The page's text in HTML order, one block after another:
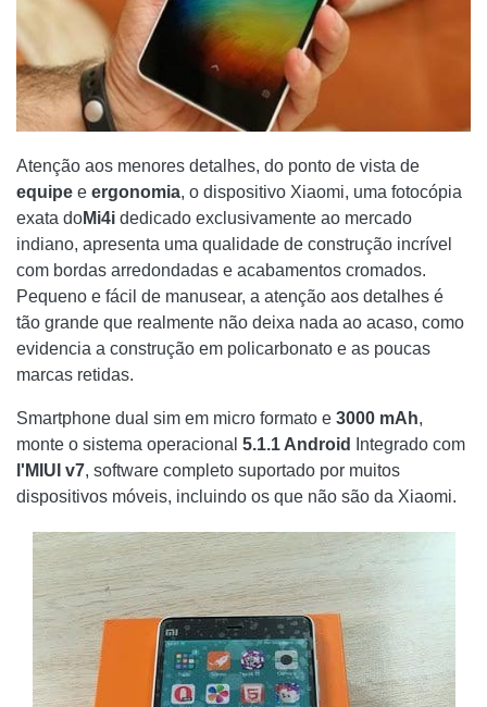
Atenção aos menores detalhes, do ponto de vista de
equipe e ergonomia, o dispositivo Xiaomi, uma fotocópia
exata doMi4i dedicado exclusivamente ao mercado
indiano, apresenta uma qualidade de construção incrível
com bordas arredondadas e acabamentos cromados.
Pequeno e fácil de manusear, a atenção aos detalhes é
tão grande que realmente não deixa nada ao acaso, como
evidencia a construção em policarbonato e as poucas
marcas retidas.
Smartphone dual sim em micro formato e 3000 mAh,
monte o sistema operacional 5.1.1 Android
Integrado com
l'MIUI v7, software completo suportado por muitos
dispositivos móveis, incluindo os que não são da Xiaomi.